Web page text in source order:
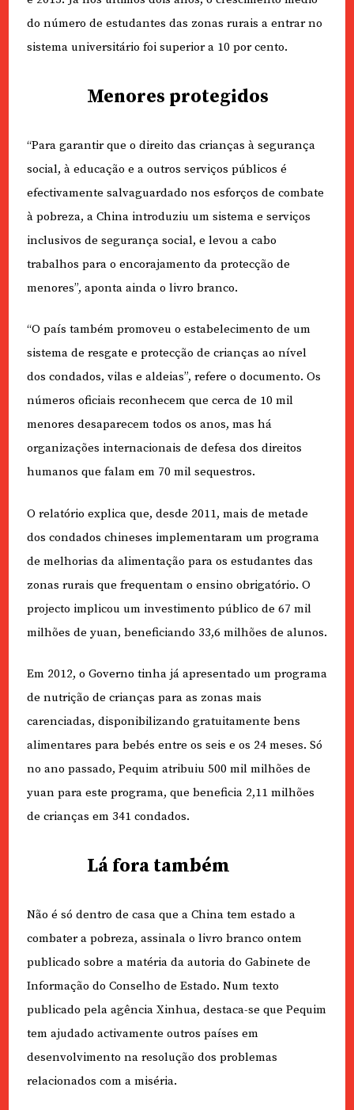
do número de estudantes das zonas rurais a entrar no
sistema universitário foi superior a 10 por cento.
Menores protegidos
“Para garantir que o direito das crianças à segurança
social, à educação e a outros serviços públicos é
efectivamente salvaguardado nos esforços de combate
à pobreza, a China introduziu um sistema e serviços
inclusivos de segurança social, e levou a cabo
trabalhos para o encorajamento da protecção de
menores”, aponta ainda o livro branco.
“O país também promoveu o estabelecimento de um
sistema de resgate e protecção de crianças ao nível
dos condados, vilas e aldeias”, refere o documento. Os
números oficiais reconhecem que cerca de 10 mil
menores desaparecem todos os anos, mas há
organizações internacionais de defesa dos direitos
humanos que falam em 70 mil sequestros.
O relatório explica que, desde 2011, mais de metade
dos condados chineses implementaram um programa
de melhorias da alimentação para os estudantes das
zonas rurais que frequentam o ensino obrigatório. O
projecto implicou um investimento público de 67 mil
milhões de yuan, beneficiando 33,6 milhões de alunos.
Em 2012, o Governo tinha já apresentado um programa
de nutrição de crianças para as zonas mais
carenciadas, disponibilizando gratuitamente bens
alimentares para bebés entre os seis e os 24 meses. Só
no ano passado, Pequim atribuiu 500 mil milhões de
yuan para este programa, que beneficia 2,11 milhões
de crianças em 341 condados.
Lá fora também
Não é só dentro de casa que a China tem estado a
combater a pobreza, assinala o livro branco ontem
publicado sobre a matéria da autoria do Gabinete de
Informação do Conselho de Estado. Num texto
publicado pela agência Xinhua, destaca-se que Pequim
tem ajudado activamente outros países em
desenvolvimento na resolução dos problemas
relacionados com a miséria.